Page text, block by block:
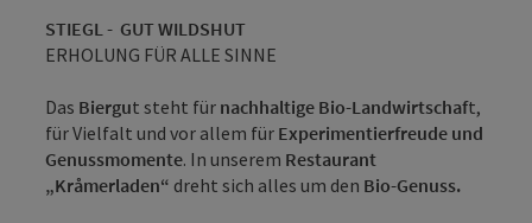
STIEGL - GUT WILDSHUT
ERHOLUNG FÜR ALLE SINNE
Das Biergut steht für nachhaltige Bio-Landwirtschaft,
für Vielfalt und vor allem für Experimentierfreude und
Genussmomente. In unserem Restaurant
„Kråmerladen“ dreht sich alles um den Bio-Genuss.